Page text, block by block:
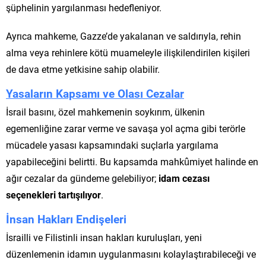
şüphelinin yargılanması hedefleniyor.
Ayrıca mahkeme, Gazze’de yakalanan ve saldırıyla, rehin
alma veya rehinlere kötü muameleyle ilişkilendirilen kişileri
de dava etme yetkisine sahip olabilir.
Yasaların Kapsamı ve Olası Cezalar
İsrail basını, özel mahkemenin soykırım, ülkenin
egemenliğine zarar verme ve savaşa yol açma gibi terörle
mücadele yasası kapsamındaki suçlarla yargılama
yapabileceğini belirtti. Bu kapsamda mahkûmiyet halinde en
ağır cezalar da gündeme gelebiliyor; idam cezası
seçenekleri tartışılıyor.
İnsan Hakları Endişeleri
İsrailli ve Filistinli insan hakları kuruluşları, yeni
düzenlemenin idamın uygulanmasını kolaylaştırabileceği ve